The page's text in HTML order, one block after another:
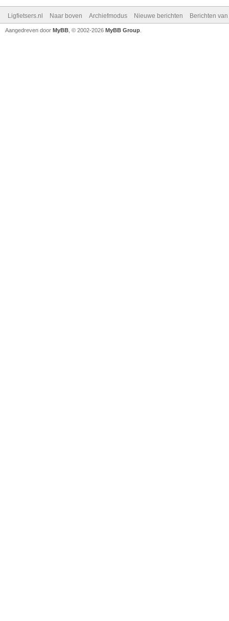
Ligfietsers.nl Naar boven Archiefmodus Nieuwe berichten Berichten
Aangedreven door MyBB , © 2002-2026 MyBB Group